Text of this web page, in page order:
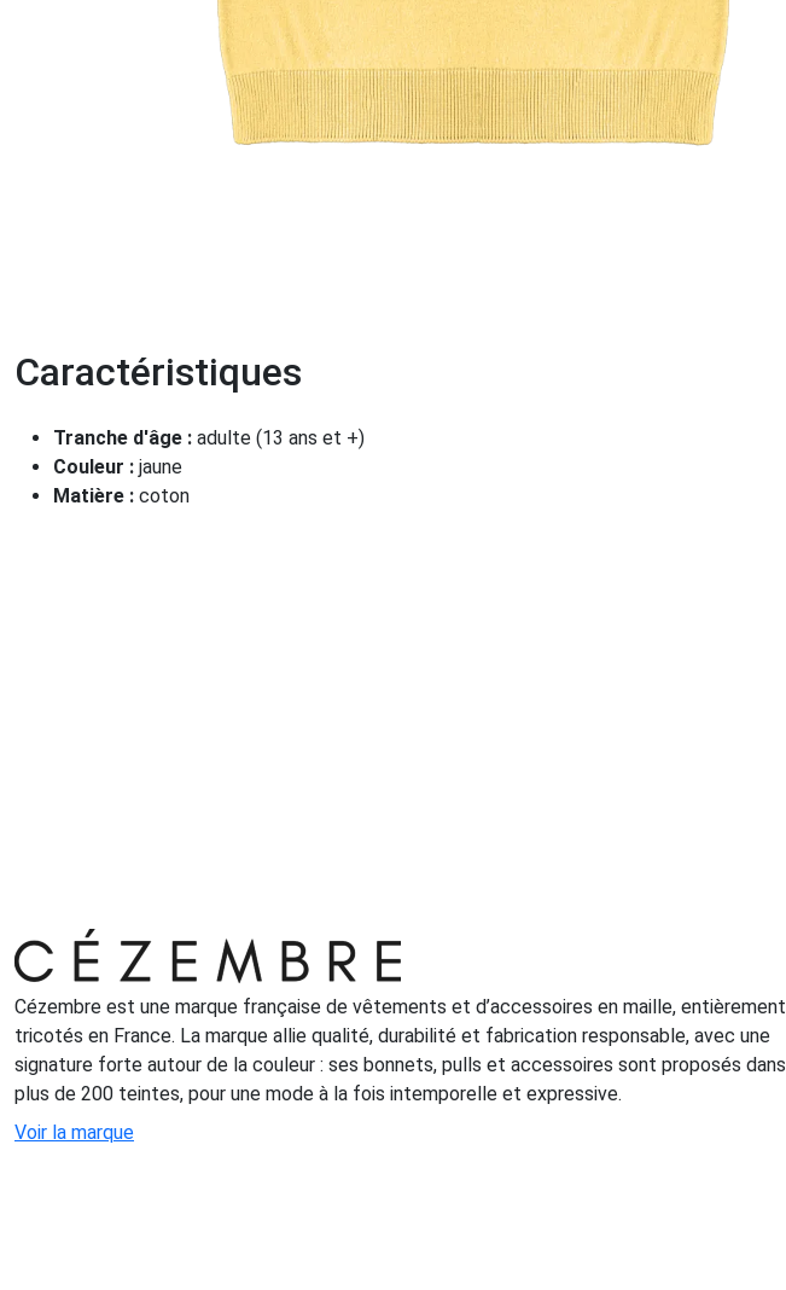
Caractéristiques
Tranche d'âge : adulte (13 ans et +)
Couleur : jaune
Matière : coton
Cézembre est une marque française de vêtements et d’accessoires en maille, entièrement
tricotés en France. La marque allie qualité, durabilité et fabrication responsable, avec une
signature forte autour de la couleur : ses bonnets, pulls et accessoires sont proposés dans
plus de 200 teintes, pour une mode à la fois intemporelle et expressive.
Voir la marque